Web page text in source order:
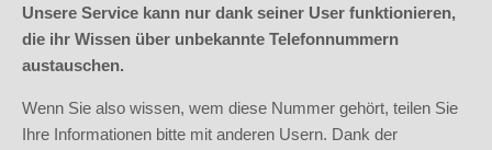
Unsere Service kann nur dank seiner User funktionieren,
die ihr Wissen über unbekannte Telefonnummern
austauschen.
Wenn Sie also wissen, wem diese Nummer gehört, teilen Sie
Ihre Informationen bitte mit anderen Usern. Dank der